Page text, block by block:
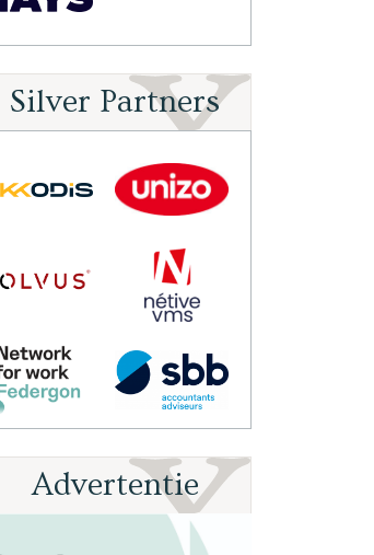
Silver Partners
Advertentie